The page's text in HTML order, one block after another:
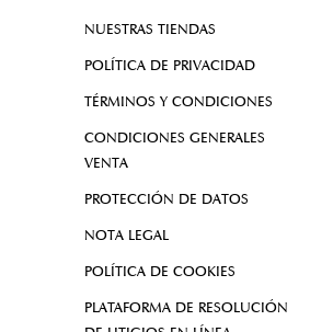
NUESTRAS TIENDAS
POLÍTICA DE PRIVACIDAD
TÉRMINOS Y CONDICIONES
CONDICIONES GENERALES
VENTA
PROTECCIÓN DE DATOS
NOTA LEGAL
POLÍTICA DE COOKIES
PLATAFORMA DE RESOLUCIÓN